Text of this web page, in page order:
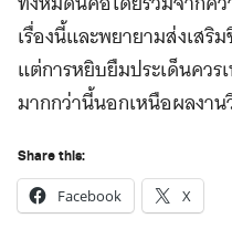
เรื่องนี้และพยายามส่งเสริ
แต่การหยิบยืมประเด็นคว
มากกว่านี้นอกเหนือผลงาน
Share this:
Facebook X